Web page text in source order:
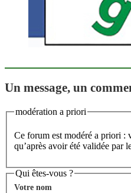
Un message, un
modération a priori
Ce forum est modéré a priori :
qu’après avoir été validée par
Qui êtes-vous ?
Votre nom